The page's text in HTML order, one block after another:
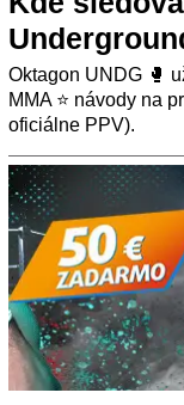
Oktagon UNDG 🥊️
MMA ⭐ návody na
oficiálne PPV).